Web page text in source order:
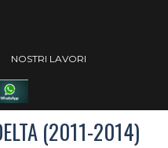
menù
NOSTRI LAVORI
(2011-2014)